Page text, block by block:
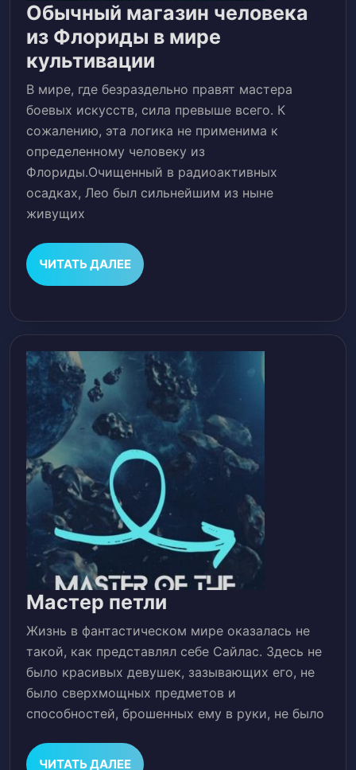
Обычный магазин человека
из Флориды в мире
культивации
магазин
человека
из
Флориды
в
мире
В мире, где безраздельно правят мастера
боевых искусств, сила превыше всего. К
сожалению, эта логика не применима к
определенному человеку из
Флориды.Очищенный в радиоактивных
осадках, Лео был сильнейшим из ныне
живущих
ЧИТАТЬ ДАЛЕЕЧИТАТЬ
ДАЛЕЕ
Мастер петли
петли
Жизнь в фантастическом мире оказалась не
такой, как представлял себе Сайлас. Здесь не
было красивых девушек, зазывающих его, не
было сверхмощных предметов и
способностей, брошенных ему в руки, не было
ЧИТАТЬ ДАЛЕЕЧИТАТЬ